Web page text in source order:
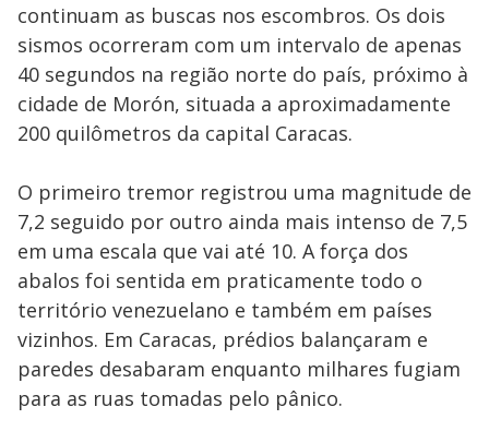
continuam as buscas nos escombros. Os dois
sismos ocorreram com um intervalo de apenas
40 segundos na região norte do país, próximo à
cidade de Morón, situada a aproximadamente
200 quilômetros da capital Caracas.
O primeiro tremor registrou uma magnitude de
7,2 seguido por outro ainda mais intenso de 7,5
em uma escala que vai até 10. A força dos
abalos foi sentida em praticamente todo o
território venezuelano e também em países
vizinhos. Em Caracas, prédios balançaram e
paredes desabaram enquanto milhares fugiam
para as ruas tomadas pelo pânico.